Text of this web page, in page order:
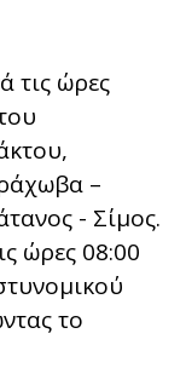
τις ώρες
–
- Σίμος.
ώρες 08:00
το